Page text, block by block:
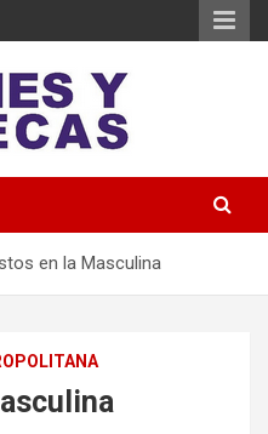
en la Masculina